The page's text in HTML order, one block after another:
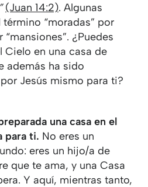
(Juan 14:2). Algunas
“moradas” por
¿Puedes
Cielo en una casa de
además ha sido
Jesús mismo para ti?
una casa en el
para ti. No eres un
eres un hijo/a de
que te ama, y una Casa
Y aquí, mientras tanto,